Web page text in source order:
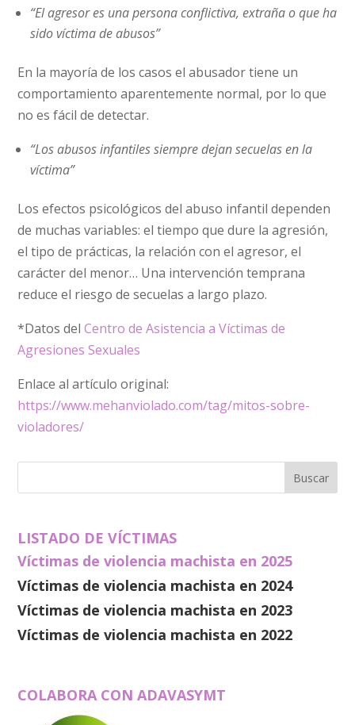
“El agresor es una persona conflictiva, extraña o que ha
sido víctima de abusos”
En la mayoría de los casos el abusador tiene un
comportamiento aparentemente normal, por lo que
no es fácil de detectar.
“Los abusos infantiles siempre dejan secuelas en la
víctima”
Los efectos psicológicos del abuso infantil dependen
de muchas variables: el tiempo que dure la agresión,
el tipo de prácticas, la relación con el agresor, el
carácter del menor… Una intervención temprana
reduce el riesgo de secuelas a largo plazo.
*Datos del Centro de Asistencia a Víctimas de
Agresiones Sexuales
Enlace al artículo original:
https://www.mehanviolado.com/tag/mitos-sobre-
violadores/
LISTADO DE VÍCTIMAS
Víctimas de violencia machista en 2025
Víctimas de violencia machista en 2024
Víctimas de violencia machista en 2023
Víctimas de violencia machista en 2022
COLABORA CON ADAVASYMT